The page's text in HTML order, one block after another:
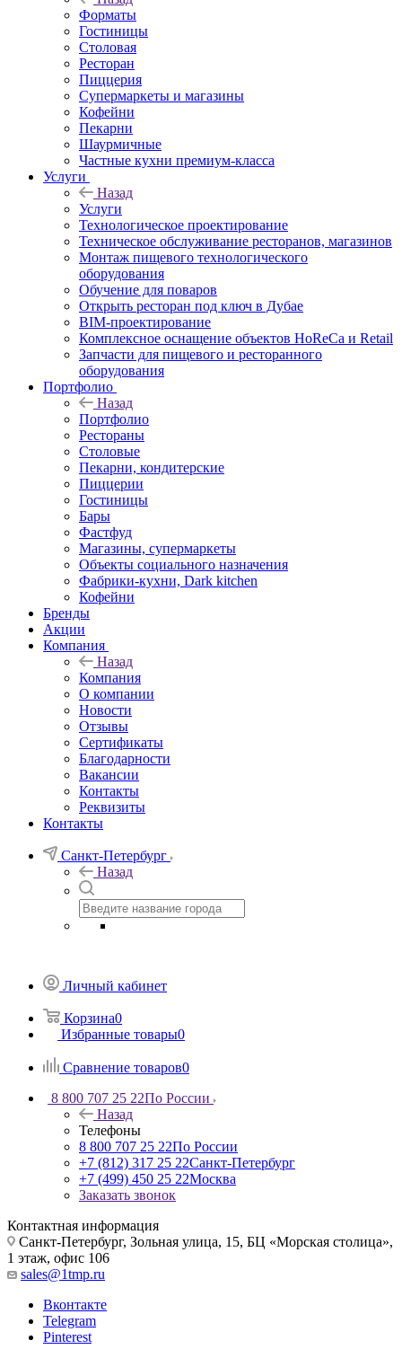
Форматы
Гостиницы
Столовая
Ресторан
Пиццерия
Супермаркеты и магазины
Кофейни
Пекарни
Шаурмичные
Частные кухни премиум-класса
Услуги
Назад
Услуги
Технологическое проектирование
Техническое обслуживание ресторанов, магазинов
Монтаж пищевого технологического
оборудования
Обучение для поваров
Открыть ресторан под ключ в Дубае
BIM-проектирование
Комплексное оснащение объектов HoReCa и Retail
Запчасти для пищевого и ресторанного
оборудования
Портфолио
Назад
Портфолио
Рестораны
Столовые
Пекарни, кондитерские
Пиццерии
Гостиницы
Бары
Фастфуд
Магазины, супермаркеты
Объекты социального назначения
Фабрики-кухни, Dark kitchen
Кофейни
Бренды
Акции
Компания
Назад
Компания
О компании
Новости
Отзывы
Сертификаты
Благодарности
Вакансии
Контакты
Реквизиты
Контакты
Санкт-Петербург
Назад
Личный кабинет
Корзина0
Избранные товары0
Сравнение товаров0
8 800 707 25 22По России
Назад
Телефоны
8 800 707 25 22По России
+7 (812) 317 25 22Санкт-Петербург
+7 (499) 450 25 22Москва
Заказать звонок
Контактная информация
Санкт-Петербург, Зольная улица, 15, БЦ «Морская столица»,
1 этаж, офис 106
sales@1tmp.ru
Вконтакте
Telegram
Pinterest